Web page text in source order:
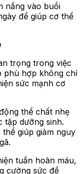
nắng vào buổi
để giúp cơ thể
trọng trong việc
phù hợp không chỉ
sức mạnh cơ
thể chất nhẹ
tập dưỡng sinh.
giúp giảm nguy
tuần hoàn máu,
cường sức đề